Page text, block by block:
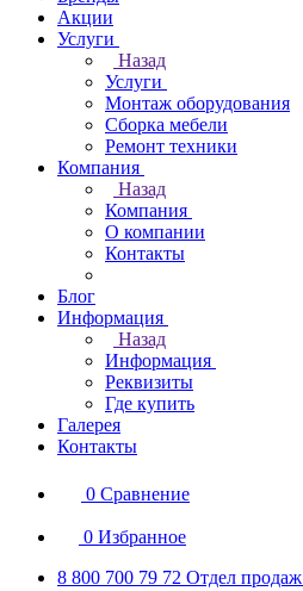
Акции
Услуги
Назад
Услуги
Монтаж оборудования
Сборка мебели
Ремонт техники
Компания
Назад
Компания
О компании
Контакты
Блог
Информация
Назад
Информация
Реквизиты
Где купить
Галерея
Контакты
0 Сравнение
0 Избранное
8 800 700 79 72 Отдел продаж